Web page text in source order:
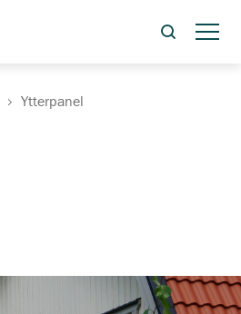
Ytterpanel